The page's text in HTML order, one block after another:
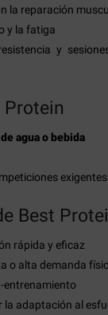
la reparación
y la fatiga
y
Protein
agua o bebida
exigentes
Best
rápida y eficaz
o alta demanda
entrenamiento
la adaptación al